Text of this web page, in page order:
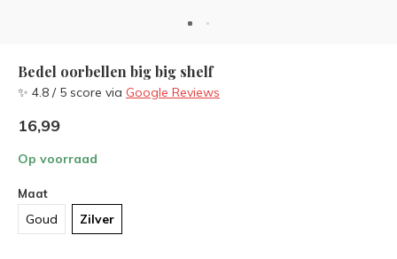
Bedel oorbellen big big shelf
✨ 4.8 / 5 score via Google Reviews
16,99
Op voorraad
Maat
Goud Zilver